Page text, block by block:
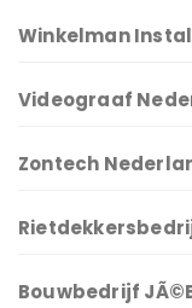
Winkelman
Videograaf
Zontech
Bouwbedrijf